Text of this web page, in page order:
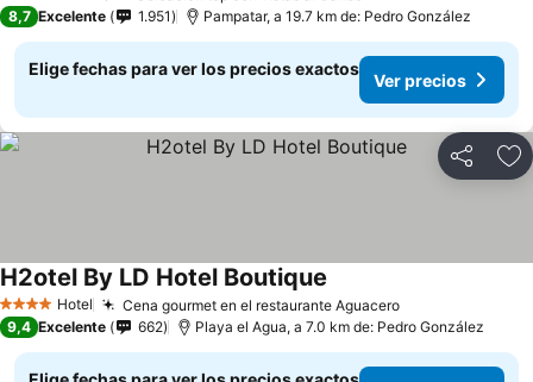
8,7 Excelente 1.951 Pampatar, a 19.7 km de: Pedro González
Elige fechas para ver los precios exactos
Ver precios
Compartir
4 EstrellasHotel Cena gourmet en el restaurante Aguacero
H2otel By LD Hotel Boutique
9,4 Excelente 662 Playa el Agua, a 7.0 km de: Pedro González